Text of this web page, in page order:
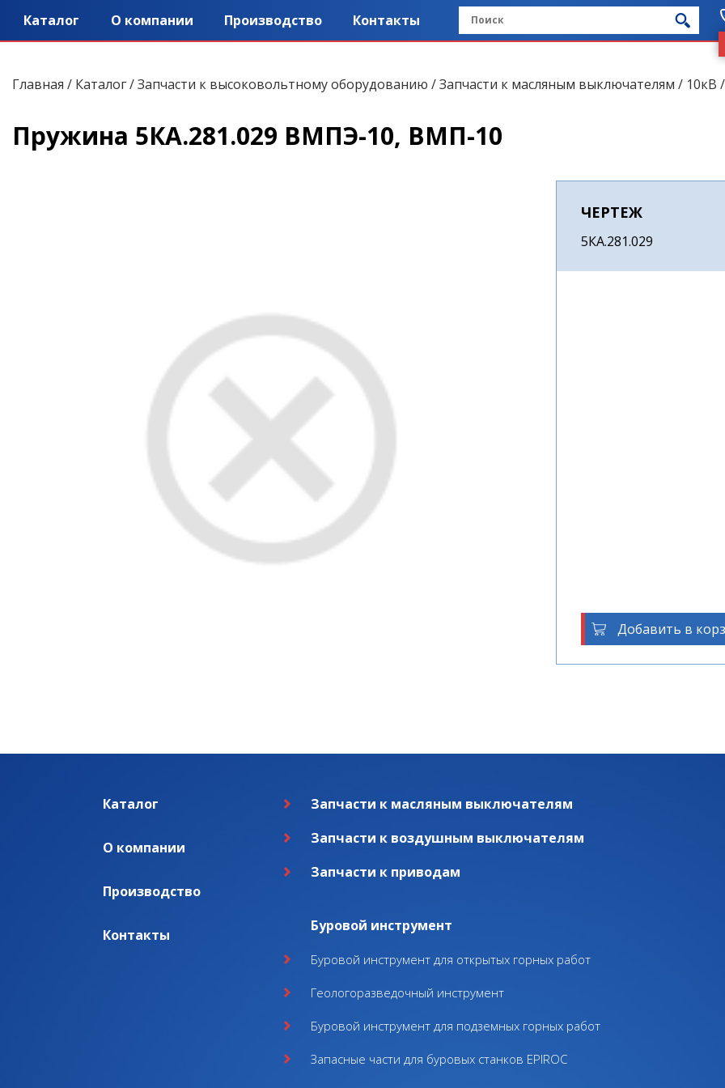
Каталог О компании Производство Контакты
Главная / Каталог/Запчасти к высоковольтному оборудованию /Запчасти к масляным выключателям / 10кВ
Пружина 5КА.281.029 ВМПЭ-10, ВМП-10
ЧЕРТЕЖ
5КА.281.029
Добавить в
Каталог
О компании
Производство
Контакты
Запчасти к масляным выключателям
Запчасти к воздушным выключателям
Запчасти к приводам
Буровой инструмент
Буровой инструмент для открытых горных работ
Геологоразведочный инструмент
Буровой инструмент для подземных горных работ
Запасные части для буровых станков EPIROC